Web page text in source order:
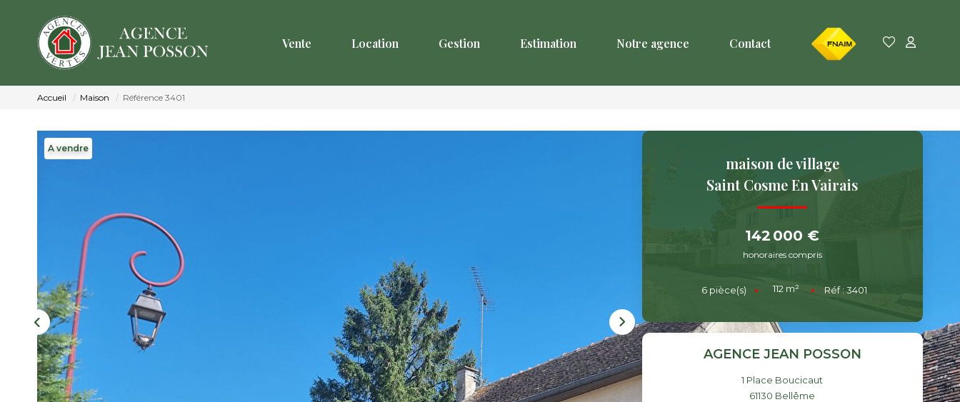
Vente Location Gestion Estimation Notre agence Contact
Accueil Maison Référence 3401
A vendre
maison de village
Saint Cosme En Vairais
142 000 €
honoraires compris
6 pièce(s) 112 m² Réf :3401
AGENCE JEAN POSSON
1 Place Boucicaut
61130 Bellême